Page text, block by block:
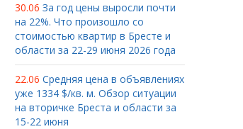
30.06 За год цены выросли почти
на 22%. Что произошло со
стоимостью квартир в Бресте и
области за 22-29 июня 2026 года
22.06 Средняя цена в объявлениях
уже 1334 $/кв. м. Обзор ситуации
на вторичке Бреста и области за
15-22 июня